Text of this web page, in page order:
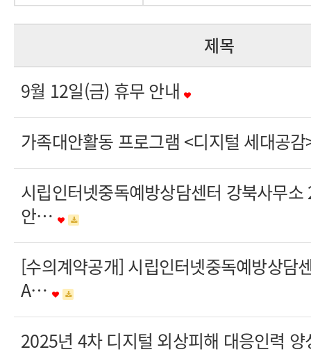
제목
9월 12일(금) 휴무 안내
가족대안활동 프로그램 <디지털 세대공
시립인터넷중독예방상담센터 강북사무
안…
[수의계약공개] 시립인터넷중독예방상담
A…
2025년 4차 디지털 외상피해 대응인력